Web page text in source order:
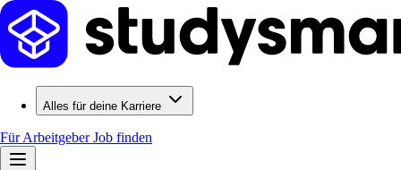
Alles für deine Karriere
Für ArbeitgeberJob finden